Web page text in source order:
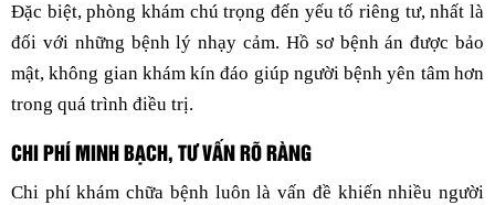
Đặc biệt, phòng khám chú trọng đến yếu tố riêng tư, nhất là
đối với những bệnh lý nhạy cảm. Hồ sơ bệnh án được bảo
mật, không gian khám kín đáo giúp người bệnh yên tâm hơn
trong quá trình điều trị.
CHI PHÍ MINH BẠCH, TƯ VẤN RÕ RÀNG
Chi phí khám chữa bệnh luôn là vấn đề khiến nhiều người